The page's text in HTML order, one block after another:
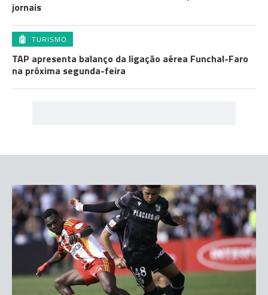
jornais
TURISMO
TAP apresenta balanço da ligação aérea Funchal-Faro
na próxima segunda-feira